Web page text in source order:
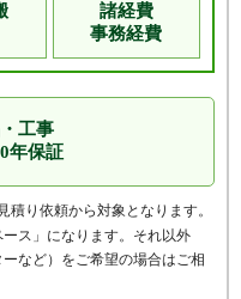
自動停止機能
手動給水タイプ
全自動給水対応可
専用スイッチ対応
。別途専用スイッチが必要に
オープン価格
GD-B181FS FP
寸法：幅308×高さ267mm
対応排水口径：180mm
手動給水タイプ
全自動給水対応可
諸経費
事務経費
工事
年保証
積り依頼から対象となります。
ス」になります。それ以外
など）をご希望の場合はご相